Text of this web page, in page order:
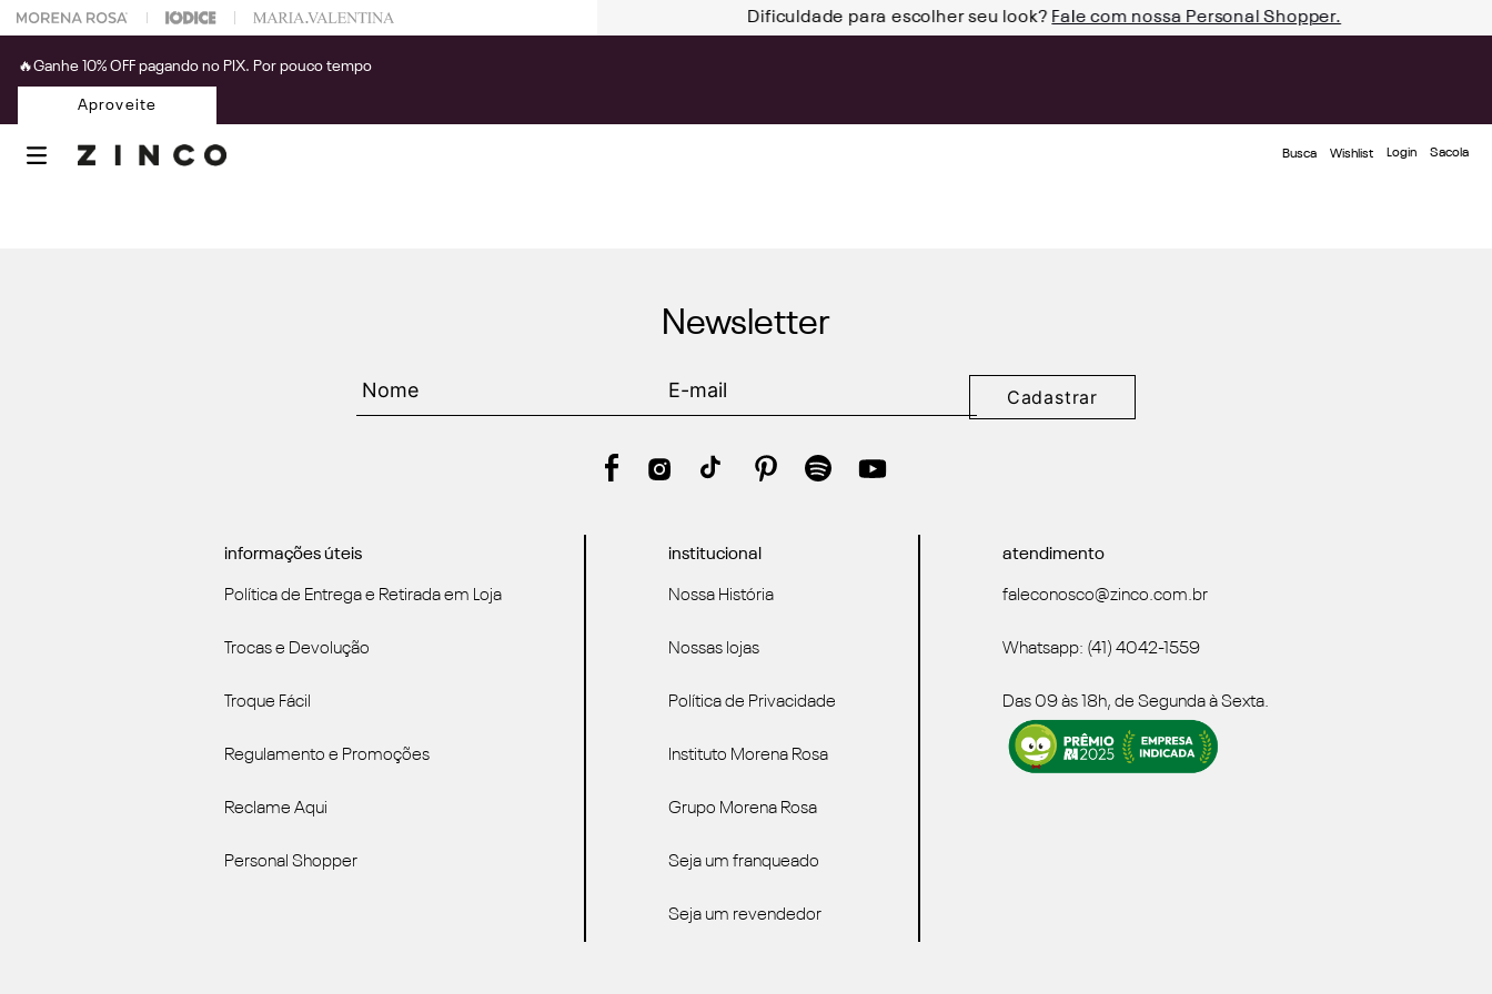
na sua 1° compra usando o cupom: PRIMEIRAZIN Dificuldade para escolher seu look? Fale com nossa Personal Shopper.
🔥Ganhe 10% OFF pagando no PIX. Por pouco tempo
Aproveite
Busca Wishlist Login
Newsletter
Cadastrar
informações úteis
Política de Entrega e Retirada em Loja
Trocas e Devolução
Troque Fácil
Regulamento e Promoções
Reclame Aqui
Personal Shopper
institucional
Nossa História
Nossas lojas
Política de Privacidade
Instituto Morena Rosa
Grupo Morena Rosa
Seja um franqueado
Seja um revendedor
atendimento
faleconosco@zinco.com.br
Whatsapp: (41) 4042-1559
Das 09 às 18h, de Segunda à Sexta.